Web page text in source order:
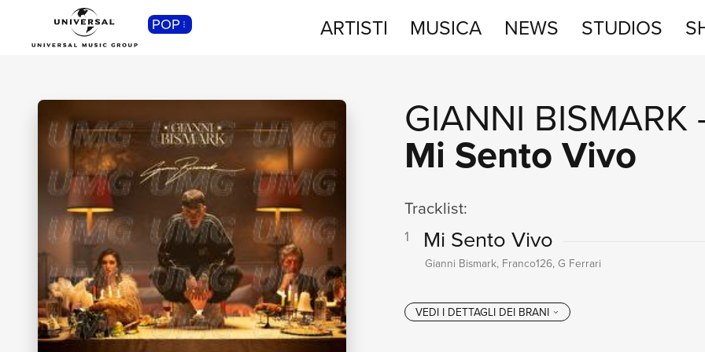
POP ARTISTI MUSICA NEWS STUDIOS
GIANNI BISMARK
Mi Sento Vivo
Tracklist:
1 Mi Sento Vivo
Gianni Bismark, Franco126, G Ferrari
CLASSICA
SHOP